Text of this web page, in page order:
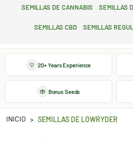
Semillas de cannabis Semillas
Semillas CBD Semillas
20+ Years Experience
Bonus Seeds
INICIO SEMILLAS DE LOWRYDER